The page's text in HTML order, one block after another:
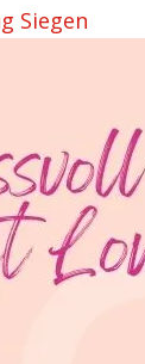
Siegen